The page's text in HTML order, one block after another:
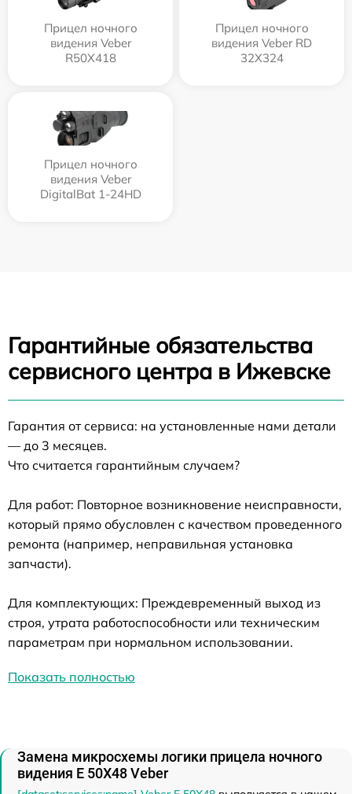
Прицел ночного
видения Veber
R50X418
Прицел ночного
видения Veber RD
32X324
Прицел ночного
видения Veber
DigitalBat 1-24HD
Гарантийные обязательства
сервисного центра в Ижевске
Гарантия от сервиса: на установленные нами детали
— до 3 месяцев.
Что считается гарантийным случаем?
Для работ: Повторное возникновение неисправности,
который прямо обусловлен с качеством проведенного
ремонта (например, неправильная установка
запчасти).
Для комплектующих: Преждевременный выход из
строя, утрата работоспособности или техническим
параметрам при нормальном использовании.
Показать полностью
Замена микросхемы логики прицела ночного
видения E 50X48 Veber